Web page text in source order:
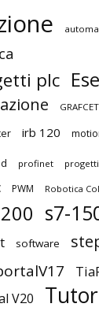
plc
GRAFCET
irb 120
profinet progetti
PWM Robotica
s7-
software
V20